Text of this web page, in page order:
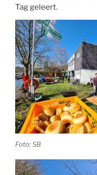
Tag geleert.
Foto: SB